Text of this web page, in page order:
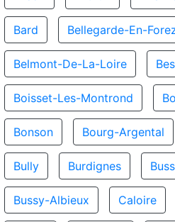
Bard Bellegarde-En-
Belmont-De-La-Loire
Boisset-Les-Montrond
Bonson Bourg-Argental
Bully Burdignes
Bussy-Albieux Caloire